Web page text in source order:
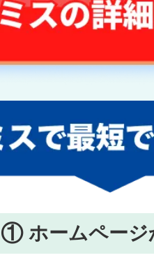
① ホームページ